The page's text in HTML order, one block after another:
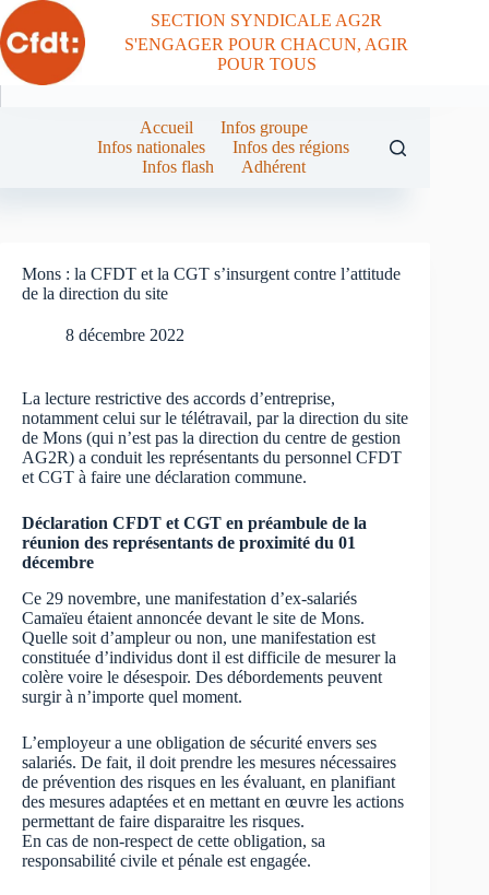
Passer
au
contenu
SECTION SYNDICALE AG2R
S'ENGAGER POUR CHACUN, AGIR
POUR TOUS
Accueil
Infos groupe
Infos nationales
Infos des régions
Infos flash
Adhérent
Mons : la CFDT et la CGT s’insurgent contre l’attitude
de la direction du site
8 décembre 2022
La lecture restrictive des accords d’entreprise,
notamment celui sur le télétravail, par la direction du site
de Mons (qui n’est pas la direction du centre de gestion
AG2R) a conduit les représentants du personnel CFDT
et CGT à faire une déclaration commune.
Déclaration CFDT et CGT en préambule de la
réunion des représentants de proximité du 01
décembre
Ce 29 novembre, une manifestation d’ex-salariés
Camaïeu étaient annoncée devant le site de Mons.
Quelle soit d’ampleur ou non, une manifestation est
constituée d’individus dont il est difficile de mesurer la
colère voire le désespoir. Des débordements peuvent
surgir à n’importe quel moment.
L’employeur a une obligation de sécurité envers ses
salariés. De fait, il doit prendre les mesures nécessaires
de prévention des risques en les évaluant, en planifiant
des mesures adaptées et en mettant en œuvre les actions
permettant de faire disparaitre les risques.
En cas de non-respect de cette obligation, sa
responsabilité civile et pénale est engagée.